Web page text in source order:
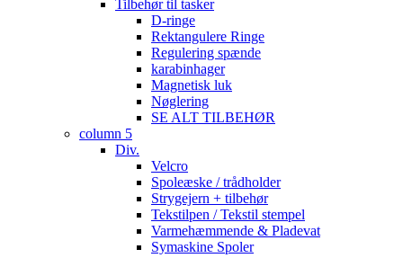
Tilbehør til tasker
D-ringe
Rektangulere Ringe
Regulering spænde
karabinhager
Magnetisk luk
Nøglering
SE ALT TILBEHØR
column 5
Div.
Velcro
Spoleæske / trådholder
Strygejern + tilbehør
Tekstilpen / Tekstil stempel
Varmehæmmende & Pladevat
Symaskine Spoler